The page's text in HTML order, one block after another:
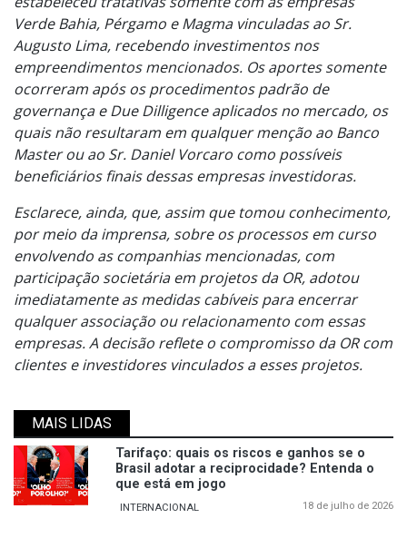
Verde Bahia, Pérgamo e Magma vinculadas ao Sr.
Augusto Lima, recebendo investimentos nos
empreendimentos mencionados. Os aportes somente
ocorreram após os procedimentos padrão de
governança e Due Dilligence aplicados no mercado, os
quais não resultaram em qualquer menção ao Banco
Master ou ao Sr. Daniel Vorcaro como possíveis
beneficiários finais dessas empresas investidoras.
Esclarece, ainda, que, assim que tomou conhecimento,
por meio da imprensa, sobre os processos em curso
envolvendo as companhias mencionadas, com
participação societária em projetos da OR, adotou
imediatamente as medidas cabíveis para encerrar
qualquer associação ou relacionamento com essas
empresas. A decisão reflete o compromisso da OR com
clientes e investidores vinculados a esses projetos.
MAIS LIDAS
Tarifaço: quais os riscos e ganhos se o
Brasil adotar a reciprocidade? Entenda o
que está em jogo
INTERNACIONAL 18 de julho de 2026